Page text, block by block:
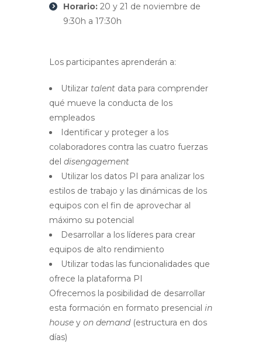
Horario: 20 y 21 de noviembre de
9:30h a 17:30h
Los participantes aprenderán a:
Utilizar talent data para comprender
qué mueve la conducta de los
empleados
Identificar y proteger a los
colaboradores contra las cuatro fuerzas
del disengagement
Utilizar los datos PI para analizar los
estilos de trabajo y las dinámicas de los
equipos con el fin de aprovechar al
máximo su potencial
Desarrollar a los líderes para crear
equipos de alto rendimiento
Utilizar todas las funcionalidades que
ofrece la plataforma PI
Ofrecemos la posibilidad de desarrollar
esta formación en formato presencial in
house y on demand(estructura en dos
días)